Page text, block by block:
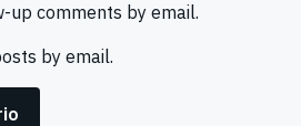
up comments by email.
by email.